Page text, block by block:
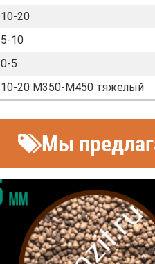
10-20
5-10
0-5
10-20 М350-М450 тяжелый
Мы